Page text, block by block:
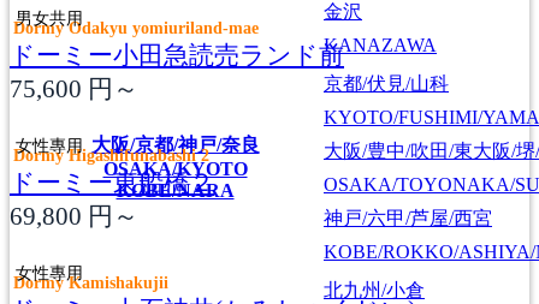
金沢
KANAZAWA
大阪/京都/神戸/奈良
OSAKA/KYOTO
KOBE/NARA
京都/伏見/山科
KYOTO/FUSHIMI/
大阪/豊中/吹田/東大阪/
OSAKA/TOYONAKA/
神戸/六甲/芦屋/西宮
KOBE/ROKKO/
北九州/小倉
男女共用
Dormy Odakyu yomiuriland-mae
ドーミー小田急読売ランド前
75,600 円～
女性專用
Dormy Higashifunabashi 2
ドーミー東船橋２
69,800 円～
女性專用
Dormy Kamishakujii